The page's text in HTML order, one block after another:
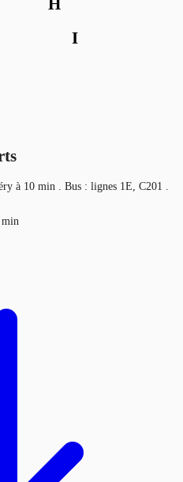
H
I
à 10 min . Bus : lignes 1E, C201 .
min